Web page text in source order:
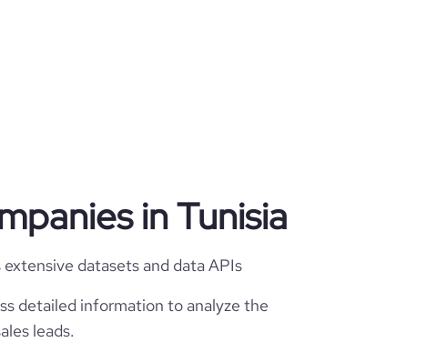
in Tunisia
datasets and data APIs
detailed information to analyze the
leads.